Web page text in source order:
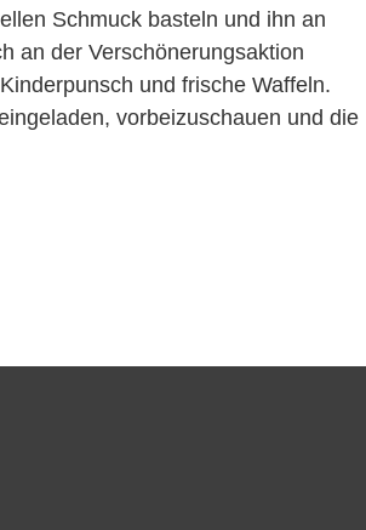
Schmuck basteln und ihn an
an der Verschönerungsaktion
und frische Waffeln.
vorbeizuschauen und die